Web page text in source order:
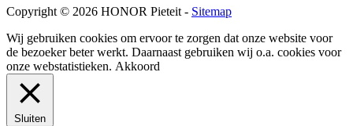
Copyright © 2026 HONOR Pieteit - Sitemap
Wij gebruiken cookies om ervoor te zorgen dat onze website voor
de bezoeker beter werkt. Daarnaast gebruiken wij o.a. cookies voor
onze webstatistieken. Akkoord
Sluiten